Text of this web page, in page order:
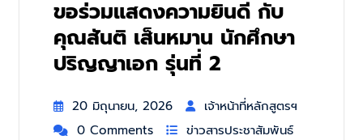
ขอร่วมแสดงความยินดี กับ
คุณสันติ เส็นหมาน นักศึกษา
ปริญญาเอก รุ่นที่ 2
20 มิถุนายน, 2026
เจ้าหน้าที่หลักสูตรฯ
0 Comments
ข่าวสารประชาสัมพันธ์